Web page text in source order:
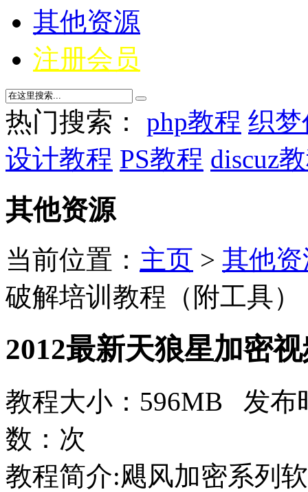
其他资源
注册会员
热门搜索： php教程 织
设计教程 PS教程 discuz
其他资源
当前位置： 主页 > 其他
破解培训教程（附工具）
2012最新天狼星加密
教程大小：596MB 发
数： 次
教程简介:飓风加密系列